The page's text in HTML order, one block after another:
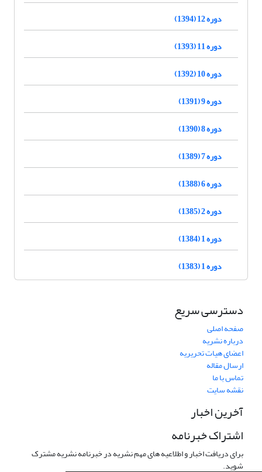
دوره 12 (1394)
دوره 11 (1393)
دوره 10 (1392)
دوره 9 (1391)
دوره 8 (1390)
دوره 7 (1389)
دوره 6 (1388)
دوره 2 (1385)
دوره 1 (1384)
دوره 1 (1383)
دسترسی سریع
صفحه اصلی
درباره نشریه
اعضای هیات تحریریه
ارسال مقاله
تماس با ما
نقشه سایت
آخرین اخبار
اشتراک خبرنامه
برای دریافت اخبار و اطلاعیه های مهم نشریه در خبرنامه نشریه مشترک
شوید.